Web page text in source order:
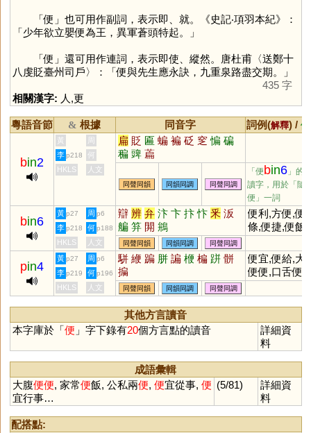
「便 」也可用作副詞，表示即、就。《史記‧項羽本紀》：
「少年欲立嬰便為王，異軍蒼頭特起。」
「便 」還可用作連詞，表示即使、縱然。唐杜甫〈送鄭十
八虔貶臺州司戶〉：「便與先生應永訣，九重泉路盡交期。」
435 字
相關漢字: 人,更
粵語音節 & 根據 同音字 詞例(解釋) /
bin2
黃 周 扁 貶 匾 蝙 褊 砭 窆 惼 碥
稨 豍 萹
李 p218
何
HKLS
人文
同聲同韻 同韻同調 同聲同調
「便 bin6 」的
讀字，用於「隨
便」一詞
bin6
黃 p27 周 p6 辯 辨 弁 汴 卞 抃 忭 釆 汳
艑 笲 閞 鴘
便利,方便,便
條,便捷,便飯,
便當,便衣,便
服,便溺,便秘,
隨便,簡便
李 p218 何 p188
HKLS 人文 同聲同韻 同韻同調 同聲同調
pin4
黃 p27 周 p6 駢 緶 蹁 胼 諞 楩 楄 跰 骿
揙
便宜,便給,大
便便,口舌便
李 p219 何 p196
HKLS 人文 同聲同韻 同韻同調 同聲同調
其他方言讀音
本字庫於「便 」字下錄有20個方言點的讀音
詳細資
料
成語彙輯
大腹便便, 家常便飯, 公私兩便, 便宜從事, 便
宜行事…
(5/81)
詳細資
料
配搭點: